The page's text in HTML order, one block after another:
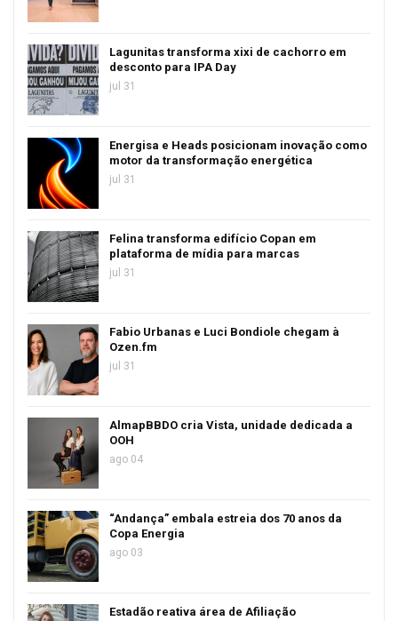
Lagunitas transforma xixi de cachorro em
desconto para IPA Day
jul 31
Energisa e Heads posicionam inovação como
motor da transformação energética
jul 31
Felina transforma edifício Copan em
plataforma de mídia para marcas
jul 31
Fabio Urbanas e Luci Bondiole chegam à
Ozen.fm
jul 31
AlmapBBDO cria Vista, unidade dedicada a
OOH
ago 04
“Andança” embala estreia dos 70 anos da
Copa Energia
ago 03
Estadão reativa área de Afiliação